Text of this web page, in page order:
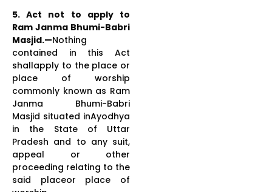
5. Act not to apply to
Ram Janma Bhumi-Babri
Masjid.—Nothing
contained in this Act
shallapply to the place or
place of worship
commonly known as Ram
Janma Bhumi-Babri
Masjid situated inAyodhya
in the State of Uttar
Pradesh and to any suit,
appeal or other
proceeding relating to the
said placeor place of